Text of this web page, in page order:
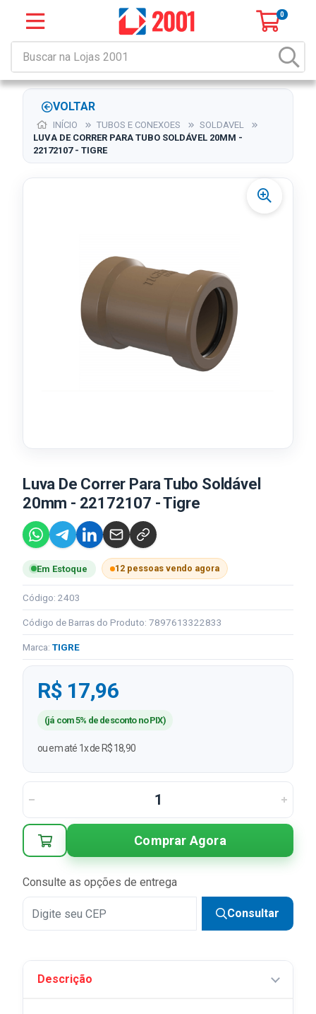
0
VOLTAR
INÍCIO TUBOS E CONEXOES
SOLDAVEL
LUVA DE CORRER PARA TUBO SOLDÁVEL 20MM -
22172107 - TIGRE
Luva De Correr Para Tubo Soldável
20mm - 22172107 - Tigre
Em Estoque 12 pessoas vendo agora
Código: 2403
Código de Barras do Produto: 7897613322833
Marca: TIGRE
R$ 17,96
(já com 5% de desconto no PIX)
ou em até 1x de R$ 18,90
Comprar Agora
Consulte as opções de entrega
Consultar
Descrição